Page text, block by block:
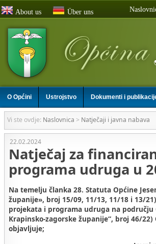
About us Über uns
O Općini Ustrojstvo Dokumenti i
Vi ste ovdje: Naslovnica > Natječaji i javna nabava
22.02.2024
Natječaj za
programa udruga u
Na temelju članka 28. Statuta Općine
županije», broj 15/09, 11/13, 11/18 i 13/
projekata i programa udruga na području
Krapinsko-zagorske županije“, broj 46/
objavljuje;